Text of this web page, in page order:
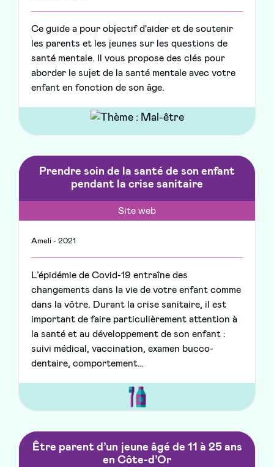
Ce guide a pour objectif d'aider et de soutenir
les parents et les jeunes sur les questions de
santé mentale. Il vous propose des clés pour
aborder le sujet de la santé mentale avec votre
enfant en fonction de son âge.
Prendre soin de la santé de son enfant
pendant la crise sanitaire
Site web
Ameli - 2021
L’épidémie de Covid-19 entraîne des
changements dans la vie de votre enfant comme
dans la vôtre. Durant la crise sanitaire, il est
important de faire particulièrement attention à
la santé et au développement de son enfant :
suivi médical, vaccination, examen bucco-
dentaire, comportement…
Être parent d’un jeune âgé de 11 à 25 ans
en Côte-d’Or